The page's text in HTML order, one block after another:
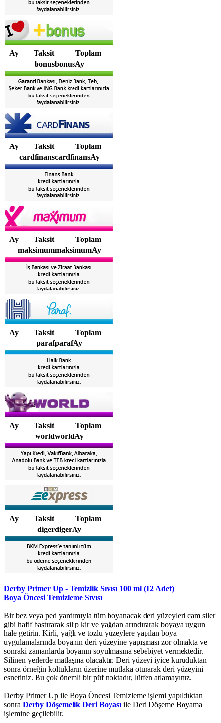
Ay Taksit
Toplam
bonusbonusAy
Ay Taksit
Toplam
cardfinanscardfinansAy
Ay Taksit
Toplam
maksimummaksimumAy
Ay Taksit
Toplam
parafparafAy
Ay Taksit
Toplam
worldworldAy
Ay Taksit
Toplam
digerdigerAy
Derby Primer Up - Temizlik Sıvısı 100 ml (12 Adet)
Boya Öncesi Temizleme Sıvısı
Bir bez veya ped yardımıyla tüm boyanacak deri yüzeyleri cam siler
gibi hafif bastırarak silip kir ve yağdan arındırarak boyaya uygun
hale getirin. Kirli, yağlı ve tozlu yüzeylere yapılan boya
uygulamalarında boyanın deri yüzeyine yapışması zor olmakta ve
sonraki zamanlarda boyanın soyulmasına sebebiyet vermektedir.
Silinen yerlerde matlaşma olacaktır. Deri yüzeyi iyice kuruduktan
sonra örneğin koltukların üzerine mutlaka oturarak deri yüzeyini
esnetiniz. Bu çok önemli bir püf noktadır, lütfen atlamayınız.
Derby Primer Up ile Boya Öncesi Temizleme işlemi yapıldıktan
sonra Derby Döşemelik Deri Boyası ile Deri Döşeme Boyama
işlemine geçilebilir.